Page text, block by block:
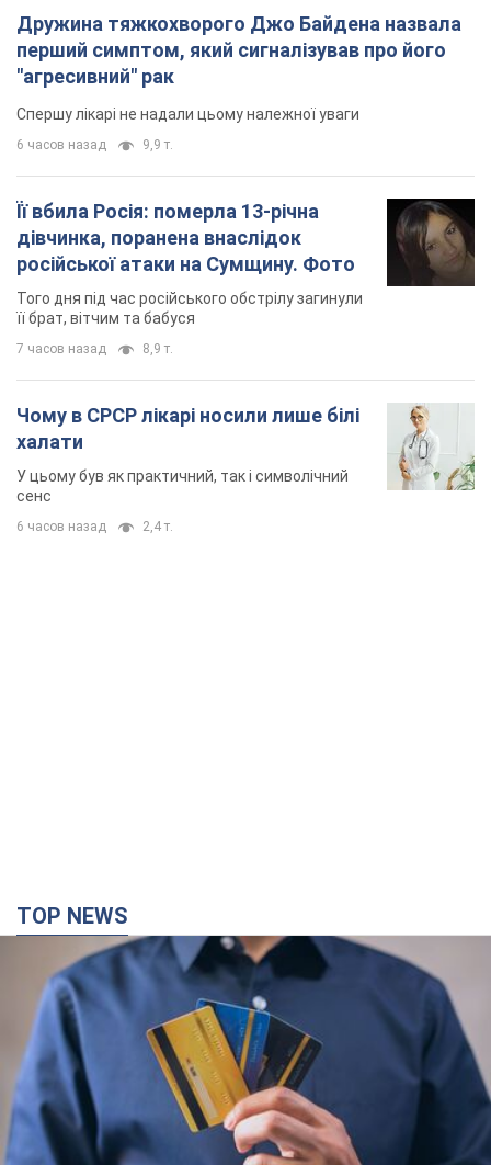
Дружина тяжкохворого Джо Байдена назвала
перший симптом, який сигналізував про його
"агресивний" рак
Спершу лікарі не надали цьому належної уваги
6 часов назад 9,9 т.
Її вбила Росія: померла 13-річна
дівчинка, поранена внаслідок
російської атаки на Сумщину. Фото
Того дня під час російського обстрілу загинули
її брат, вітчим та бабуся
7 часов назад 8,9 т.
Чому в СРСР лікарі носили лише білі
халати
У цьому був як практичний, так і символічний
сенс
6 часов назад 2,4 т.
TOP NEWS